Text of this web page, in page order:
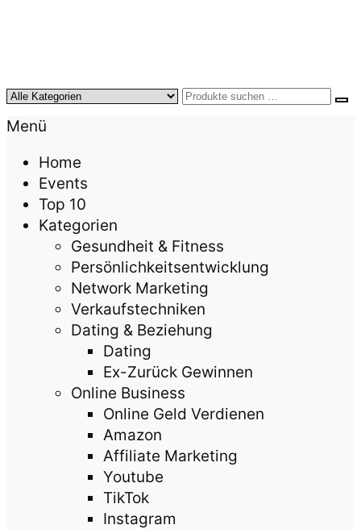
KursTipps.de
Weil Weiterbildung die beste Investition für mehr
Lebensqualität ist.
Menü
Home
Events
Top 10
Kategorien
Gesundheit & Fitness
Persönlichkeitsentwicklung
Network Marketing
Verkaufstechniken
Dating & Beziehung
Dating
Ex-Zurück Gewinnen
Online Business
Online Geld Verdienen
Amazon
Affiliate Marketing
Youtube
TikTok
Instagram